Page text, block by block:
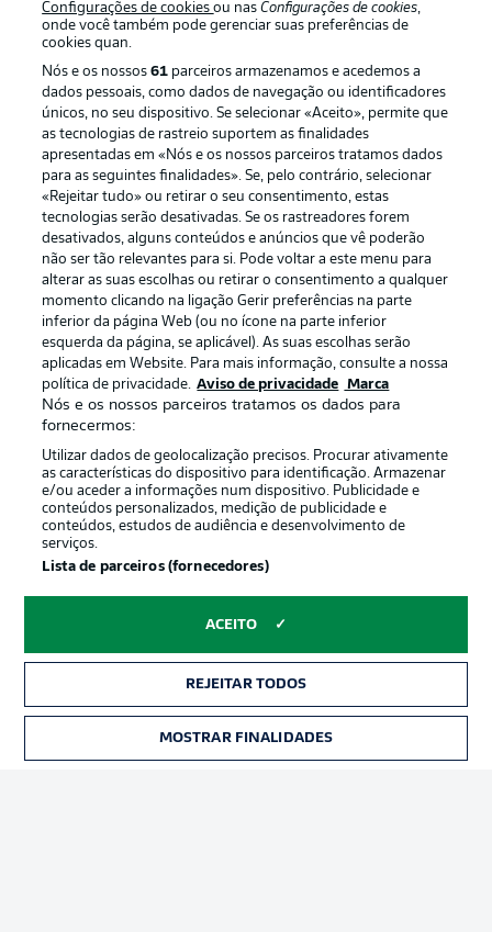
Login
Football as it’s meant to be
APLICATIVO DA BUNDESLIGA
Oferecido por
Avisos legais
Gerir preferências Aviso de privacidade
Configurações de cookiesou nasConfigurações de cookies,
onde você também pode gerenciar suas preferências de
cookies quan.
Nós e os nossos61 parceiros armazenamos e acedemos a
dados pessoais, como dados de navegação ou identificadores
únicos, no seu dispositivo. Se selecionar «Aceito», permite que
as tecnologias de rastreio suportem as finalidades
apresentadas em «Nós e os nossos parceiros tratamos dados
para as seguintes finalidades». Se, pelo contrário, selecionar
«Rejeitar tudo» ou retirar o seu consentimento, estas
tecnologias serão desativadas. Se os rastreadores forem
desativados, alguns conteúdos e anúncios que vê poderão
não ser tão relevantes para si. Pode voltar a este menu para
alterar as suas escolhas ou retirar o consentimento a qualquer
momento clicando na ligação Gerir preferências na parte
inferior da página Web (ou no ícone na parte inferior
esquerda da página, se aplicável). As suas escolhas serão
aplicadas em Website. Para mais informação, consulte a nossa
política de privacidade. Aviso de privacidade Marca
Nós e os nossos parceiros tratamos os dados para
fornecermos:
Utilizar dados de geolocalização precisos. Procurar ativamente
as características do dispositivo para identificação. Armazenar
e/ou aceder a informações num dispositivo. Publicidade e
conteúdos personalizados, medição de publicidade e
conteúdos, estudos de audiência e desenvolvimento de
serviços.
Lista de parceiros (fornecedores)
ACEITO
REJEITAR TODOS
MOSTRAR FINALIDADES